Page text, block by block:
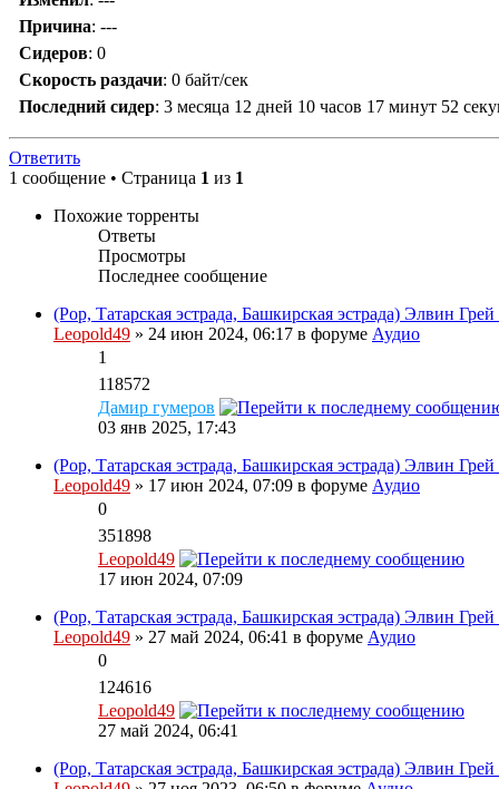
Причина: ---
Сидеров: 0
Скорость раздачи: 0 байт/сек
Последний сидер: 3 месяца 12 дней 10 часов 17 минут 52
Ответить
1 сообщение • Страница 1 из 1
Похожие торренты
Ответы
Просмотры
Последнее сообщение
(Pop, Татарская эстрада, Башкирская эстрада) Элвин
Leopold49 » 24 июн 2024, 06:17 в форуме Аудио
1
118572
Дамир гумеров
03 янв 2025, 17:43
(Pop, Татарская эстрада, Башкирская эстрада) Элвин
Leopold49 » 17 июн 2024, 07:09 в форуме Аудио
0
351898
Leopold49
17 июн 2024, 07:09
(Pop, Татарская эстрада, Башкирская эстрада) Элвин
Leopold49 » 27 май 2024, 06:41 в форуме Аудио
0
124616
Leopold49
27 май 2024, 06:41
(Pop, Татарская эстрада, Башкирская эстрада) Элвин